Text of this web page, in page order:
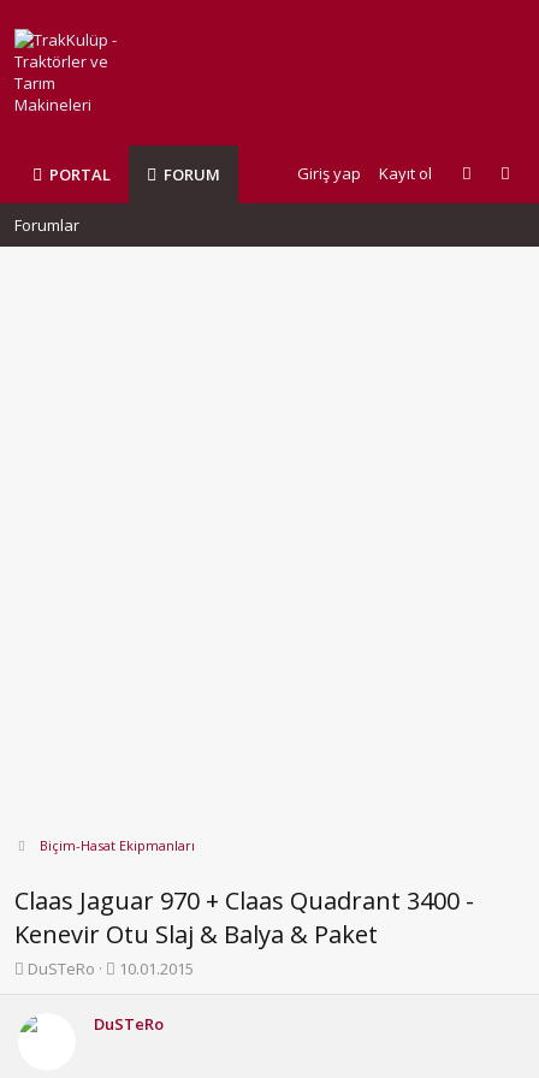
PORTAL FORUM Giriş yap Kayıt ol
Forumlar
Biçim-Hasat Ekipmanları
Claas Jaguar 970 + Claas Quadrant 3400 -
Kenevir Otu Slaj & Balya & Paket
K
b
DuSTeRo
B
l
10.01.2015
DuSTeRo